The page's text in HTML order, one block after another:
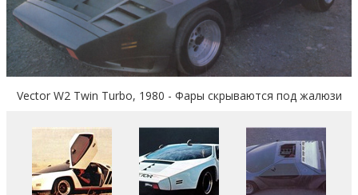
Vector W2 Twin Turbo, 1980 - Фары скрываются под жалюзи